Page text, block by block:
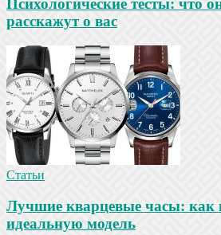
Психологические тесты: что
расскажут о вас
Статьи
Лучшие кварцевые часы: как
идеальную модель